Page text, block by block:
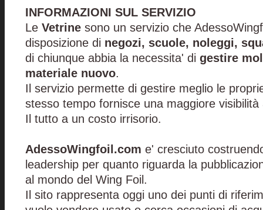
INFORMAZIONI SUL SERVIZIO
Le Vetrine sono un servizio che
disposizione di negozi, scuole, noleggi,
di chiunque abbia la necessita' di gestire
materiale nuovo.
Il servizio permette di gestire meglio le
stesso tempo fornisce una maggiore visibilità
Il tutto a un costo irrisorio.
AdessoWingfoil.com e' cresciuto
leadership per quanto riguarda la
al mondo del Wing Foil.
Il sito rappresenta oggi uno dei punti di